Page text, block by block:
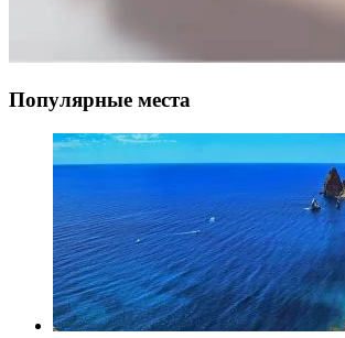
Популярные места